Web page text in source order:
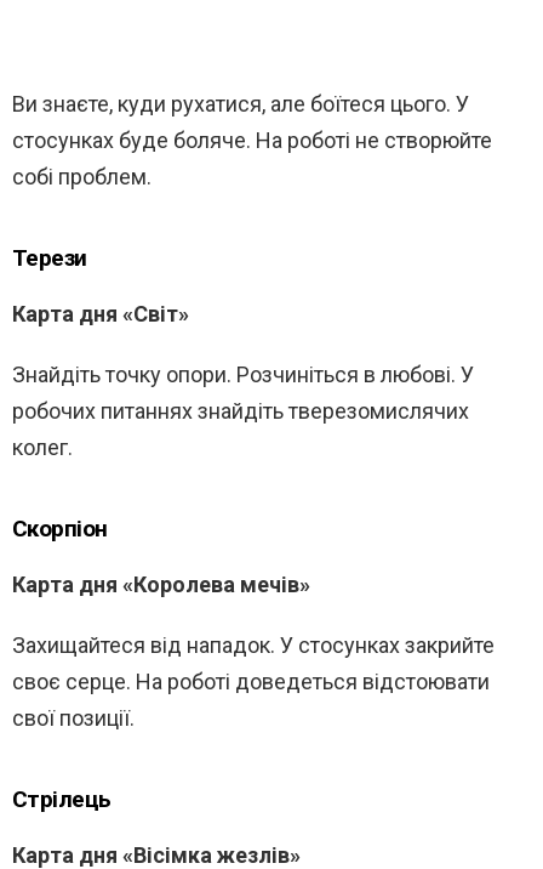
Ви знаєте, куди рухатися, але боїтеся цього. У
стосунках буде боляче. На роботі не створюйте
собі проблем.
Терези
Карта дня «Світ»
Знайдіть точку опори. Розчиніться в любові. У
робочих питаннях знайдіть тверезомислячих
колег.
Скорпіон
Карта дня «Королева мечів»
Захищайтеся від нападок. У стосунках закрийте
своє серце. На роботі доведеться відстоювати
свої позиції.
Стрілець
Карта дня «Вісімка жезлів»